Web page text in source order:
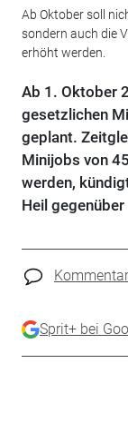
Ab Oktober soll
sondern auch die
erhöht werden.
Ab 1. Oktober
gesetzlichen
geplant.
Minijobs von
werden,
Heil
Sprit+ bei